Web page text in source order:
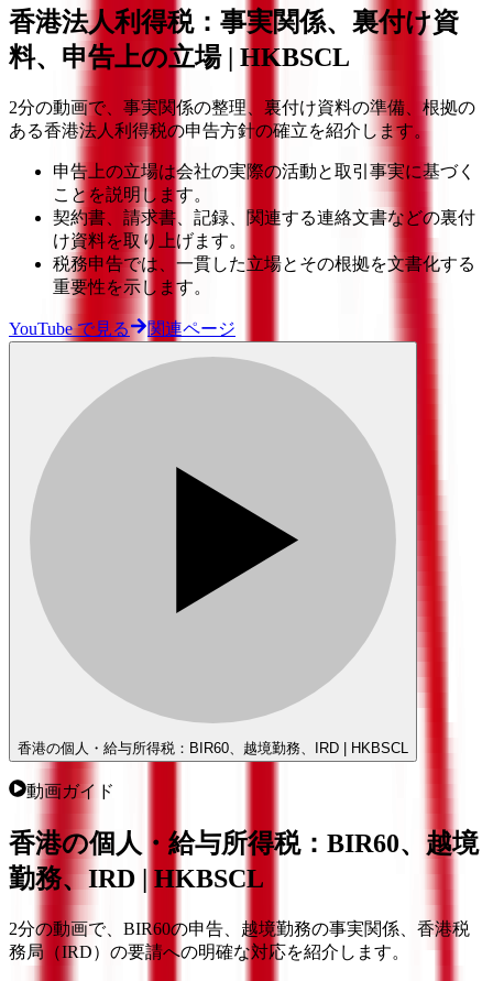
香港法人利得税：事実関係、裏付け資
料、申告上の立場 | HKBSCL
2分の動画で、事実関係の整理、裏付け資料の準備、根拠の
ある香港法人利得税の申告方針の確立を紹介します。
申告上の立場は会社の実際の活動と取引事実に基づく
ことを説明します。
契約書、請求書、記録、関連する連絡文書などの裏付
け資料を取り上げます。
税務申告では、一貫した立場とその根拠を文書化する
重要性を示します。
YouTube で見る 関連ページ
香港の個人・給与所得税：BIR60、越境勤務、IRD | HKBSCL
動画ガイド
香港の個人・給与所得税：BIR60、越境
勤務、IRD | HKBSCL
2分の動画で、BIR60の申告、越境勤務の事実関係、香港税
務局（IRD）の要請への明確な対応を紹介します。